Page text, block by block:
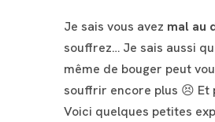
Je sais vous avez mal au
souffrez… Je sais aussi
même de bouger peut
souffrir encore plus 😣 Et
Voici quelques petites